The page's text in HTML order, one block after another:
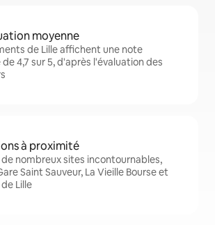
moyenne
de Lille affichent une note
4,7 sur 5, d'après l'évaluation des
à proximité
de nombreux sites incontournables,
Saint Sauveur, La Vieille Bourse et
Lille